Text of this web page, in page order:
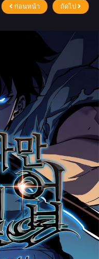
ก่อนหน้า ถัดไป